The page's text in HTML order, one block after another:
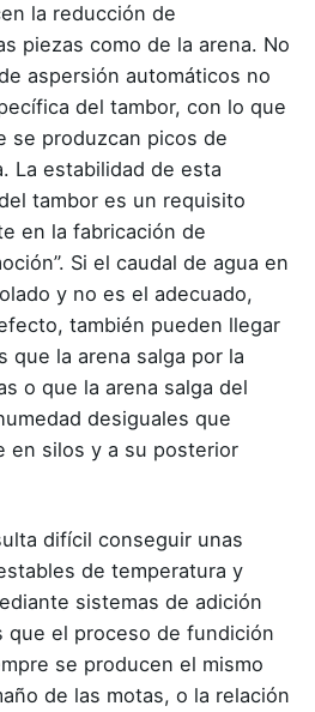
la reducción de
piezas como de la arena. No
aspersión automáticos no
del tambor, con lo que
se produzcan picos de
La estabilidad de esta
tambor es un requisito
en la fabricación de
Si el caudal de agua en
y no es el adecuado,
también pueden llegar
que la arena salga por la
o que la arena salga del
desiguales que
en silos y a su posterior
difícil conseguir unas
de temperatura y
sistemas de adición
que el proceso de fundición
se producen el mismo
de las motas, o la relación